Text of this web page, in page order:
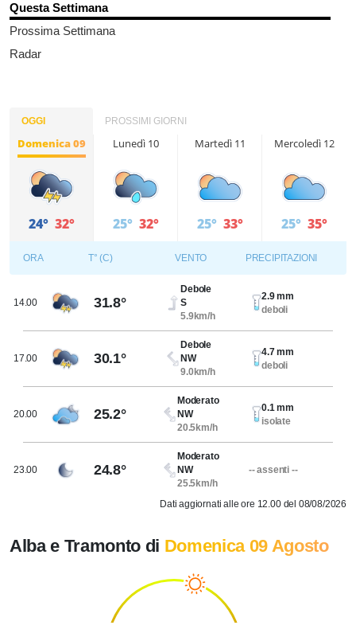
Questa Settimana
Prossima Settimana
Radar
OGGI PROSSIMI GIORNI
Domenica 09
24° 32°
Lunedì 10
25° 32°
Martedì 11
25° 33°
Mercoledì 12
25° 35°
ORA T° (C) VENTO PRECIPITAZIONI
14.00 31.8°
Debole
S
5.9km/h
2.9 mm
deboli
17.00 30.1°
Debole
NW
9.0km/h
4.7 mm
deboli
20.00 25.2°
Moderato
NW
20.5km/h
0.1 mm
isolate
23.00 24.8°
Moderato
NW
25.5km/h
-- assenti --
Dati aggiornati alle ore 12.00 del 08/08/2026
Alba e Tramonto di Domenica 09 Agosto